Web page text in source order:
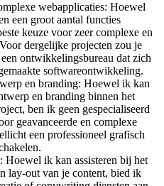
webapplicaties: Hoewel
een groot aantal functies
keuze voor zeer complexe en
dergelijke projecten zou je
ontwikkelingsbureau dat zich
softwareontwikkeling.
en branding: Hoewel ik kan
en branding binnen het
ben ik geen gespecialiseerd
geavanceerde en complexe
een professioneel grafisch
Hoewel ik kan assisteren bij het
lay-out van je content, bied ik